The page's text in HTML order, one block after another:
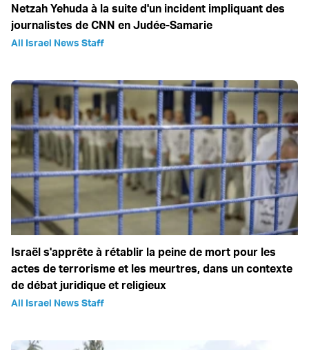
Netzah Yehuda à la suite d'un incident impliquant des
journalistes de CNN en Judée-Samarie
All Israel News Staff
Israël s'apprête à rétablir la peine de mort pour les
actes de terrorisme et les meurtres, dans un contexte
de débat juridique et religieux
All Israel News Staff